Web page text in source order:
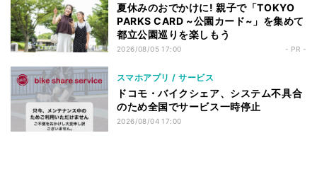
夏休みのおでかけに! 親子で「TOKYO
PARKS CARD ~公園カード~」を集めて
都立公園巡りを楽しもう
2026/08/05 17:00 - PR -
スマホアプリ / サービス
ドコモ・バイクシェア、システム不具合
のため全国でサービス一時停止
2026/08/04 17:00